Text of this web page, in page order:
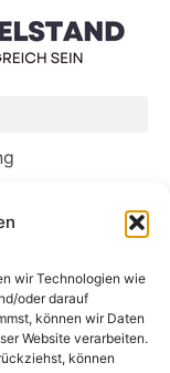
wir Technologien wie
oder darauf
können wir Daten
Website verarbeiten.
können
in KI
benötigt